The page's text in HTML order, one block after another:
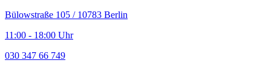
Bülowstraße 105 / 10783 Berlin
11:00 - 18:00 Uhr
030 347 66 749